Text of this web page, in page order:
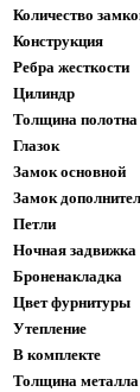
Количество
Конструкция
Ребра жесткости
Цилиндр
Толщина полотна
Глазок
Замок основной
Замок
Петли
Ночная задвижка
Броненакладка
Цвет фурнитуры
Утепление
В комплекте
Толщина металла